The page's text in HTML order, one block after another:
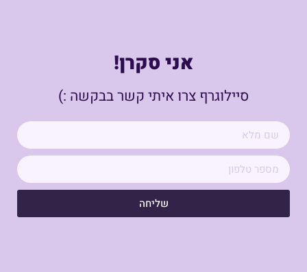
אני סקרן!
סיילוגרף צרו איתי קשר בבקשה :)
שליחה